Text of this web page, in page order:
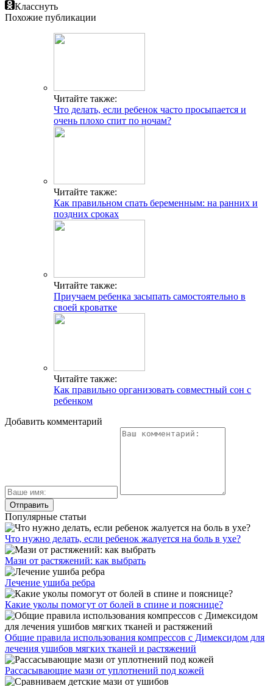
Класснуть
Похожие публикации
Читайте также:
Что делать, если ребенок часто просыпается и
очень плохо спит по ночам?
Читайте также:
Как правильном спать беременным: на ранних и
поздних сроках
Читайте также:
Приучаем ребенка засыпать самостоятельно в
своей кроватке
Читайте также:
Как правильно организовать совместный сон с
ребенком
Добавить комментарий
Популярные статьи
Что нужно делать, если ребенок жалуется на боль в ухе?
Мази от растяжений: как выбрать
Лечение ушиба ребра
Какие уколы помогут от болей в спине и пояснице?
Общие правила использования компрессов с Димексидом для
лечения ушибов мягких тканей и растяжений
Рассасывающие мази от уплотнений под кожей